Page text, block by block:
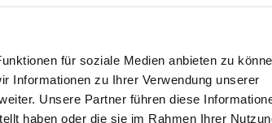
für soziale Medien anbieten zu
Informationen zu Ihrer Verwendung unserer
Unsere Partner führen diese
haben oder die sie im Rahmen Ihrer